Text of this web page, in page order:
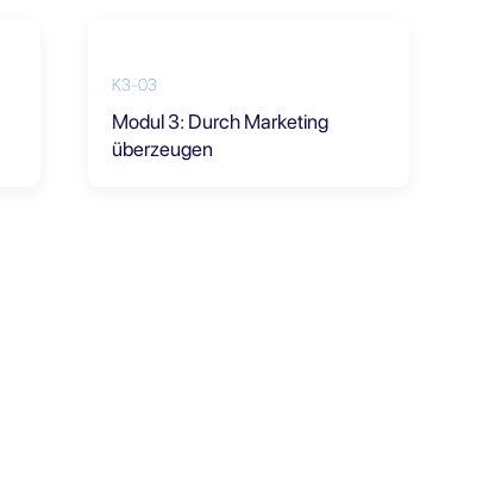
K3-03
Modul 3: Durch Marketing
überzeugen